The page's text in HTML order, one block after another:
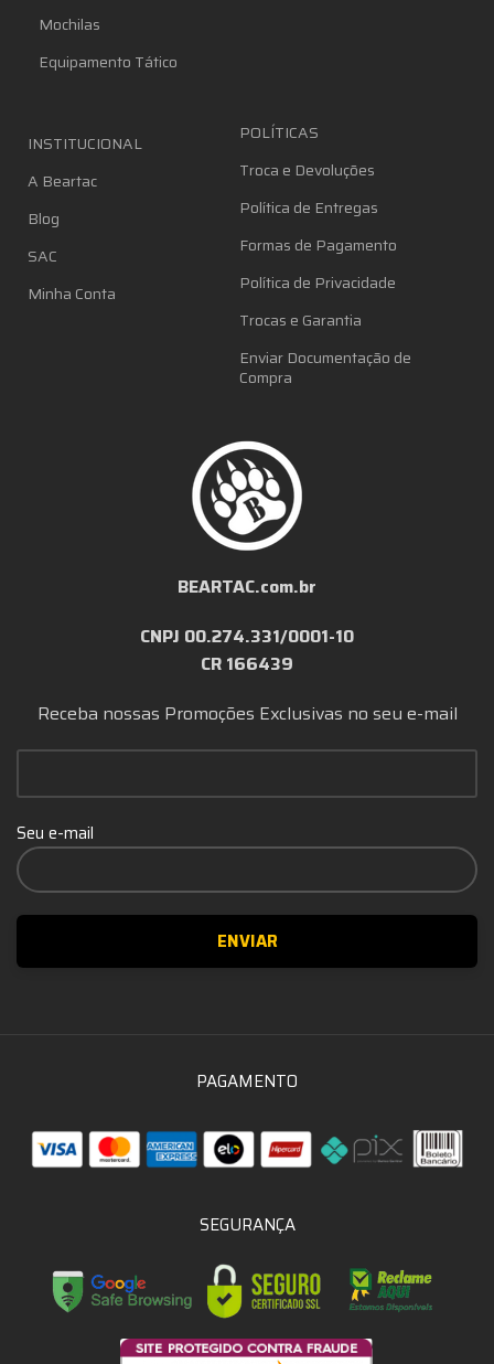
Mochilas
Equipamento Tático
INSTITUCIONAL
A Beartac
Blog
SAC
Minha Conta
POLÍTICAS
Troca e Devoluções
Política de Entregas
Formas de Pagamento
Política de Privacidade
Trocas e Garantia
Enviar Documentação de
Compra
BEARTAC.com.br
CNPJ 00.274.331/0001-10
CR 166439
Receba nossas Promoções Exclusivas no seu e-mail
Seu e-mail
PAGAMENTO
SEGURANÇA